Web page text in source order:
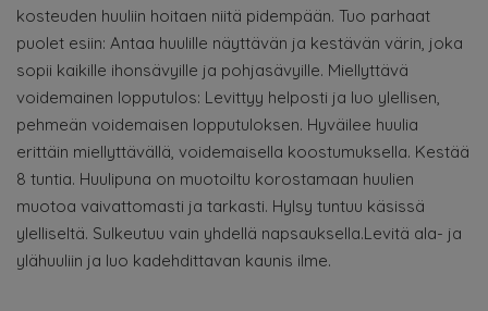
kosteuden huuliin hoitaen niitä pidempään. Tuo parhaat
puolet esiin: Antaa huulille näyttävän ja kestävän värin, joka
sopii kaikille ihonsävyille ja pohjasävyille. Miellyttävä
voidemainen lopputulos: Levittyy helposti ja luo ylellisen,
pehmeän voidemaisen lopputuloksen. Hyväilee huulia
erittäin miellyttävällä, voidemaisella koostumuksella. Kestää
8 tuntia. Huulipuna on muotoiltu korostamaan huulien
muotoa vaivattomasti ja tarkasti. Hylsy tuntuu käsissä
ylelliseltä. Sulkeutuu vain yhdellä napsauksella.Levitä ala- ja
ylähuuliin ja luo kadehdittavan kaunis ilme.